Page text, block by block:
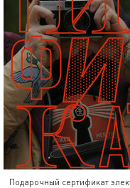
Подарочный сертификат